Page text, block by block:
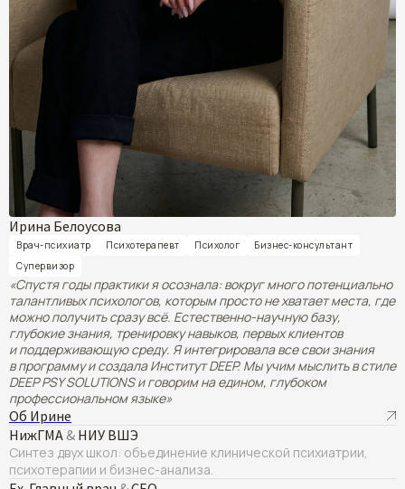
Ирина Белоусова
Врач-психиатр Психотерапевт Психолог
Бизнес-консультант
Супервизор
«Спустя годы практики я осознала: вокруг много потенциально
талантливых психологов, которым просто не хватает места, где
можно получить сразу всё. Естественно-научную базу,
глубокие знания, тренировку навыков, первых клиентов
и поддерживающую среду. Я интегрировала все свои знания
в программу и создала Институт DEEP. Мы учим мыслить в стиле
DEEP PSY SOLUTIONS и говорим на едином, глубоком
профессиональном языке»
Об Ирине
НижГМА& НИУ ВШЭ
Синтез двух школ: объединение клинической психиатрии,
психотерапии и бизнес-анализа.